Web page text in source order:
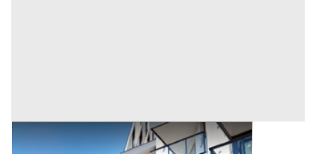
Appartamento all'asta a Nuoro